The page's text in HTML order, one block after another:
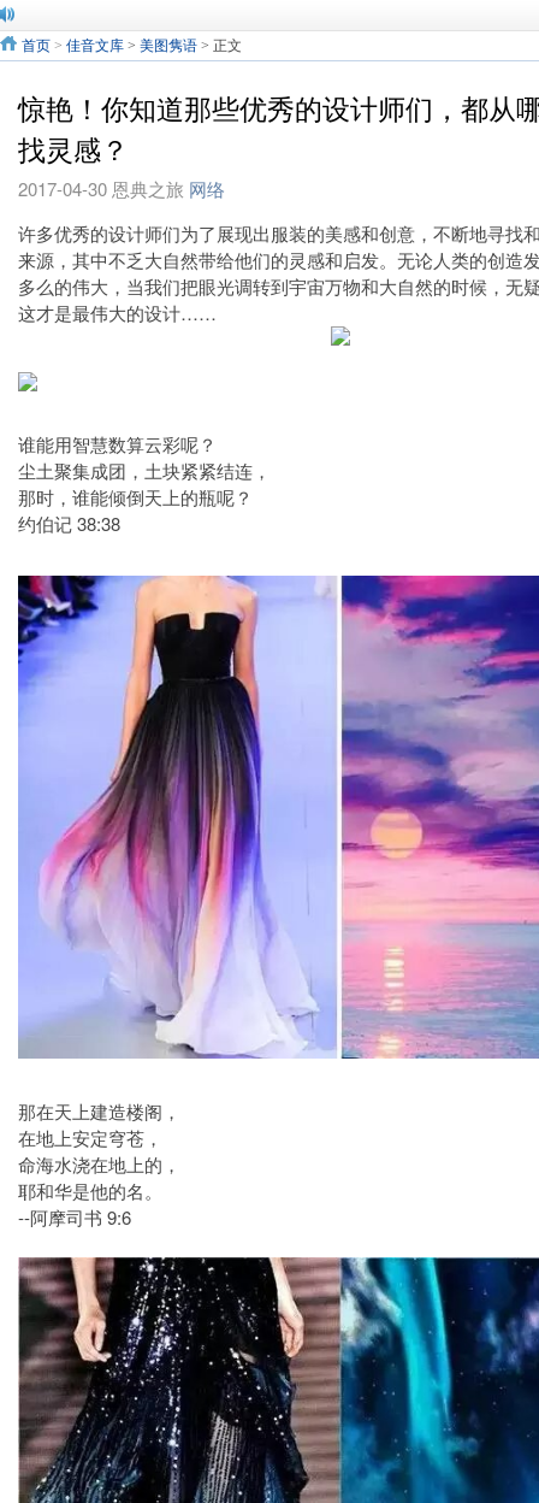
首页 > 佳音文库 > 美图隽语 > 正文
惊艳！你知道那些优秀的设计师们，都从
找灵感？
2017-04-30 恩典之旅 网络
许多优秀的设计师们为了展现出服装的美感和创意，不断地寻找
来源，其中不乏大自然带给他们的灵感和启发。无论人类的创造
多么的伟大，当我们把眼光调转到宇宙万物和大自然的时候，无
这才是最伟大的设计……
谁能用智慧数算云彩呢？
尘土聚集成团，土块紧紧结连，
那时，谁能倾倒天上的瓶呢？
约伯记 38:38
那在天上建造楼阁，
在地上安定穹苍，
命海水浇在地上的，
耶和华是他的名。
--阿摩司书 9:6